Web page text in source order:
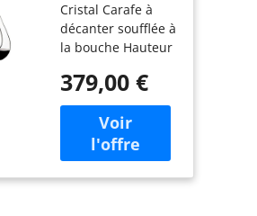
décanter"
Cristal Carafe à
décanter soufflée à
la bouche Hauteur
Capacité : 1500
ccm
379,00 €